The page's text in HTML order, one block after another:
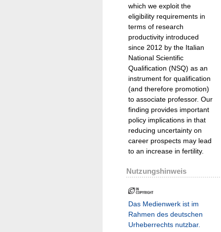
which we exploit the
eligibility requirements in
terms of research
productivity introduced
since 2012 by the Italian
National Scientific
Qualification (NSQ) as an
instrument for qualification
(and therefore promotion)
to associate professor. Our
finding provides important
policy implications in that
reducing uncertainty on
career prospects may lead
to an increase in fertility.
Nutzungshinweis
Das Medienwerk ist im
Rahmen des deutschen
Urheberrechts nutzbar.